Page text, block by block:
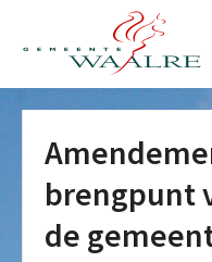
brengpunt
de